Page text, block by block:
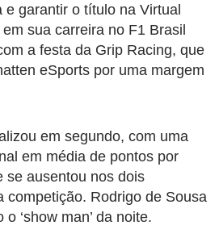
e garantir o título na Virtual
sua carreira no F1 Brasil
a festa da Grip Racing, que
eSports por uma margem
em segundo, com uma
em média de pontos por
se ausentou nos dois
competição. Rodrigo de Sousa
‘show man’ da noite.